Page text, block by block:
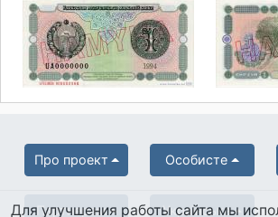
Про проект Особисте
Партнерам Українська
Для улучшения работы сайта мы